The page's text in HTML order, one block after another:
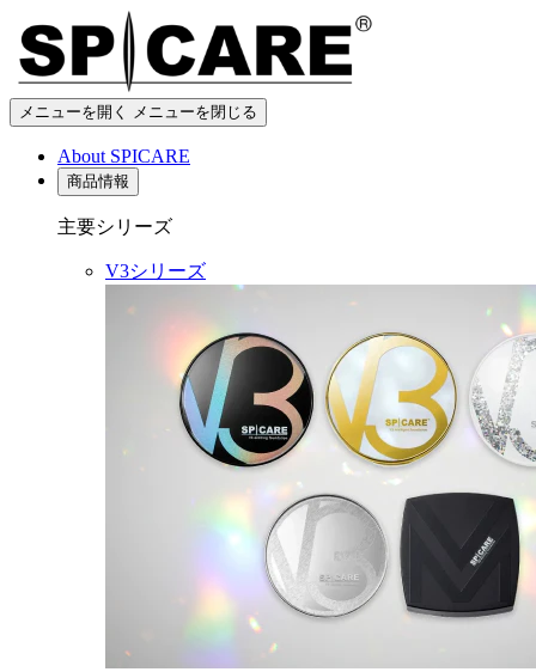
メニューを開く メニューを閉じる
About SPICARE
商品情報
主要シリーズ
V3シリーズ